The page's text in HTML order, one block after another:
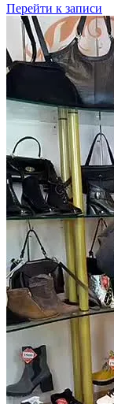
Перейти к записи